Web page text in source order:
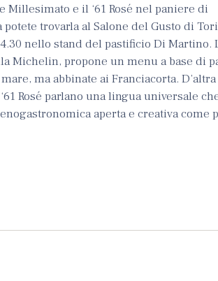
Millesimato e il ‘61 Rosé nel paniere di
trovarla al Salone del Gusto di
nello stand del pastificio Di Martino.
Michelin, propone un menu a base di
ma abbinate ai Franciacorta. D’altra
Rosé parlano una lingua universale
aperta e creativa come